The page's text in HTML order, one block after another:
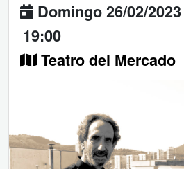
Domingo 26/02/2023
19:00
Teatro del Mercado